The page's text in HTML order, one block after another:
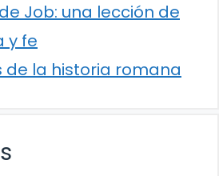
Job: una lección de
y fe
de la historia romana